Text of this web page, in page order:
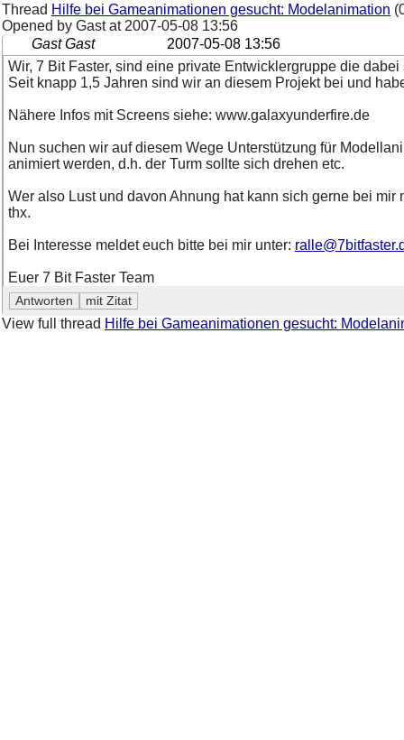
Thread Hilfe bei Gameanimationen gesucht: Modelanimation
Opened by Gast at 2007-05-08 13:56
Gast Gast
2007-05-08 13:56
Wir, 7 Bit Faster, sind eine private Entwicklergruppe die
Seit knapp 1,5 Jahren sind wir an diesem Projekt bei und
Nähere Infos mit Screens siehe: www.galaxyunderfire.de
Nun suchen wir auf diesem Wege Unterstützung für
animiert werden, d.h. der Turm sollte sich drehen etc.
Wer also Lust und davon Ahnung hat kann sich gerne bei
thx.
Bei Interesse meldet euch bitte bei mir unter:
Euer 7 Bit Faster Team
View full thread Hilfe bei Gameanimationen gesucht: